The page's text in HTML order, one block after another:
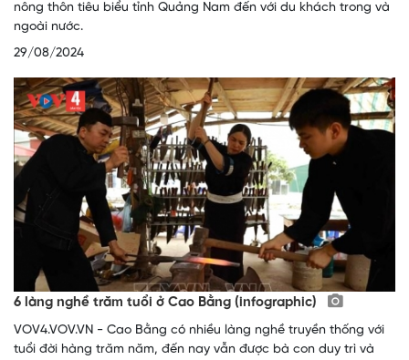
nông thôn tiêu biểu tỉnh Quảng Nam đến với du khách trong và
ngoài nước.
29/08/2024
6 làng nghề trăm tuổi ở Cao Bằng (infographic)
VOV4.VOV.VN - Cao Bằng có nhiều làng nghề truyền thống với
tuổi đời hàng trăm năm, đến nay vẫn được bà con duy trì và